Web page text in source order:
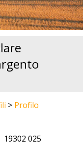
> Profilo
19302 025